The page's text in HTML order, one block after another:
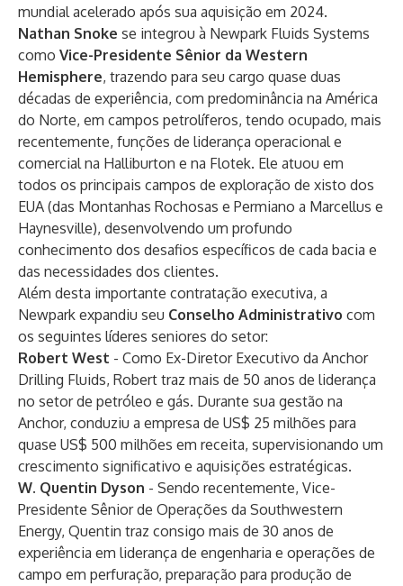
mundial acelerado após sua aquisição em 2024.
Nathan Snoke se integrou à Newpark Fluids Systems
como Vice-Presidente Sênior da Western
Hemisphere, trazendo para seu cargo quase duas
décadas de experiência, com predominância na América
do Norte, em campos petrolíferos, tendo ocupado, mais
recentemente, funções de liderança operacional e
comercial na Halliburton e na Flotek. Ele atuou em
todos os principais campos de exploração de xisto dos
EUA (das Montanhas Rochosas e Permiano a Marcellus e
Haynesville), desenvolvendo um profundo
conhecimento dos desafios específicos de cada bacia e
das necessidades dos clientes.
Além desta importante contratação executiva, a
Newpark expandiu seu Conselho Administrativo com
os seguintes líderes seniores do setor:
Robert West - Como Ex-Diretor Executivo da Anchor
Drilling Fluids, Robert traz mais de 50 anos de liderança
no setor de petróleo e gás. Durante sua gestão na
Anchor, conduziu a empresa de US$ 25 milhões para
quase US$ 500 milhões em receita, supervisionando um
crescimento significativo e aquisições estratégicas.
W. Quentin Dyson - Sendo recentemente, Vice-
Presidente Sênior de Operações da Southwestern
Energy, Quentin traz consigo mais de 30 anos de
experiência em liderança de engenharia e operações de
campo em perfuração, preparação para produção de